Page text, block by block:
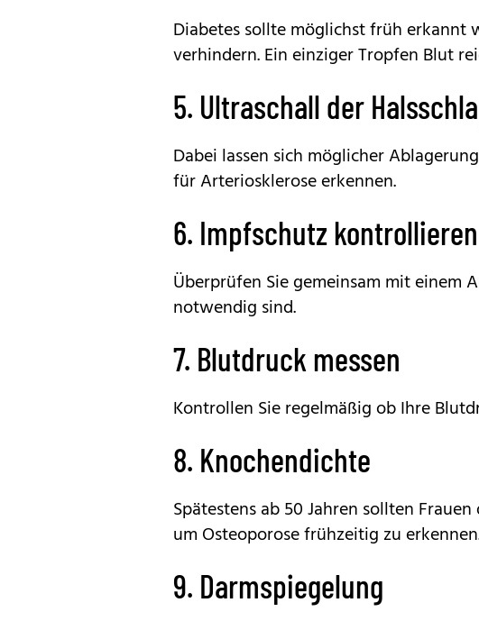
Diabetes sollte möglichst früh erkannt
verhindern. Ein einziger Tropfen Blut
5. Ultraschall der
Dabei lassen sich möglicher
für Arteriosklerose erkennen.
6. Impfschutz kontrollieren
Überprüfen Sie gemeinsam mit einem
notwendig sind.
7. Blutdruck messen
Kontrollen Sie regelmäßig ob Ihre
8. Knochendichte
Spätestens ab 50 Jahren sollten
um Osteoporose frühzeitig zu
9. Darmspiegelung